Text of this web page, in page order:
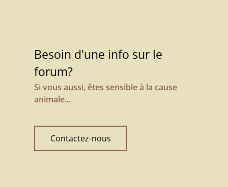
Besoin d'une info sur le
forum?
Si vous aussi, êtes sensible à la cause
animale...
Contactez-nous